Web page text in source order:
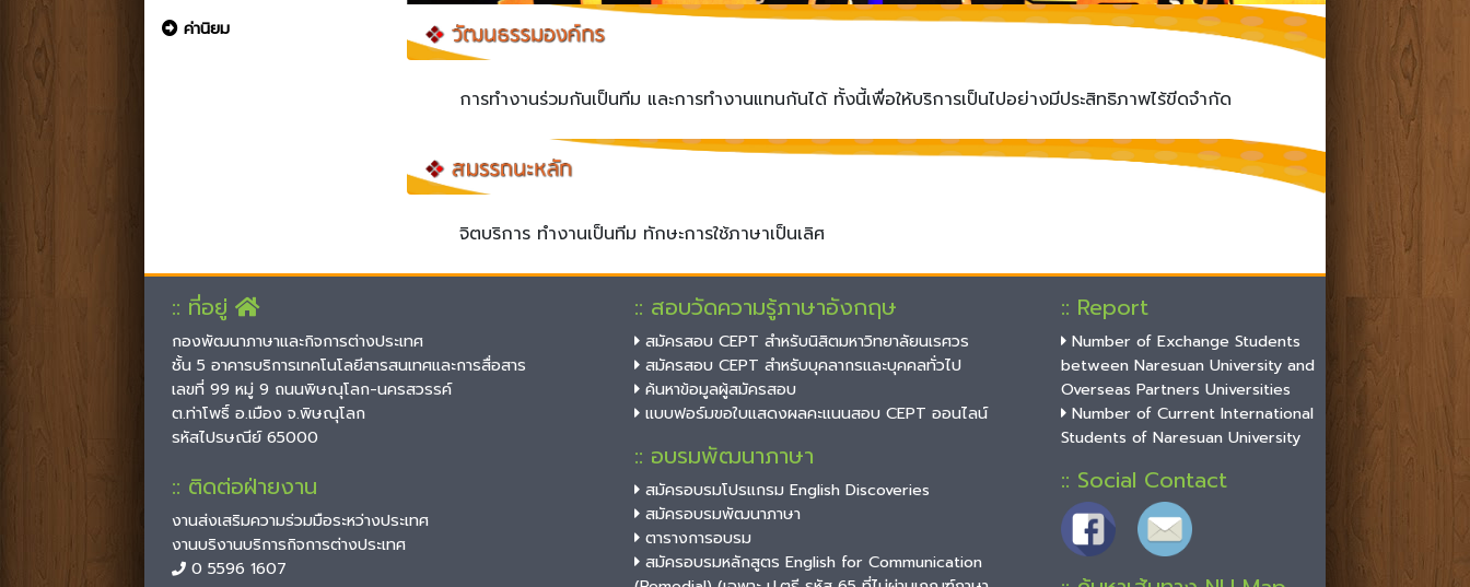
ค่านิยม
การทำงานร่วมกันเป็นทีม และการทำงานแทนกันได้ ทั้งนี้เพื่อให้บริการเป็นไปอย่างมีประสิทธิภาพไร้ขีดจำกัด
จิตบริการ ทำงานเป็นทีม ทักษะการใช้ภาษาเป็นเลิศ
:: ที่อยู่
กองพัฒนาภาษาและกิจการต่างประเทศ
ชั้น 5 อาคารบริการเทคโนโลยีสารสนเทศและการสื่อสาร
เลขที่ 99 หมู่ 9 ถนนพิษณุโลก-นครสวรรค์
ต.ท่าโพธิ์ อ.เมือง จ.พิษณุโลก
รหัสไปรษณีย์ 65000
:: ติดต่อฝ่ายงาน
งานส่งเสริมความร่วมมือระหว่างประเทศ
งานบริงานบริการกิจการต่างประเทศ
0 5596 1607
:: สอบวัดความรู้ภาษาอังกฤษ
สมัครสอบ CEPT สำหรับนิสิตมหาวิทยาลัยนเรศวร
สมัครสอบ CEPT สำหรับบุคลากรและบุคคลทั่วไป
ค้นหาข้อมูลผู้สมัครสอบ
แบบฟอร์มขอใบแสดงผลคะแนนสอบ CEPT ออนไลน์
:: อบรมพัฒนาภาษา
สมัครอบรมโปรแกรม English Discoveries
สมัครอบรมพัฒนาภาษา
ตารางการอบรม
สมัครอบรมหลักสูตร English for Communication
:: Report
Number of Exchange Students
between Naresuan University and
Overseas Partners Universities
Number of Current International
Students of Naresuan University
:: Social Contact